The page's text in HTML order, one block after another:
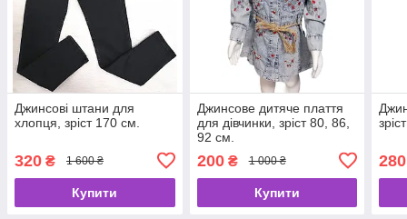
Джинсові штани для
хлопця, зріст 170 см.
320 ₴ 1 600 ₴
Купити
Джинсове дитяче плаття
для дівчинки, зріст 80, 86,
92 см.
200₴ 1 000 ₴
Купити
280